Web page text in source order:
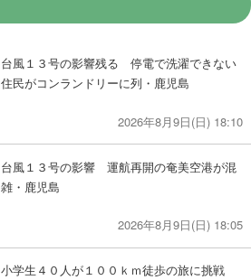
台風１３号の影響残る 停電で洗濯できない
住民がコンランドリーに列・鹿児島
2026年8月9日(日) 18:10
台風１３号の影響 運航再開の奄美空港が混
雑・鹿児島
2026年8月9日(日) 18:05
小学生４０人が１００ｋｍ徒歩の旅に挑戦